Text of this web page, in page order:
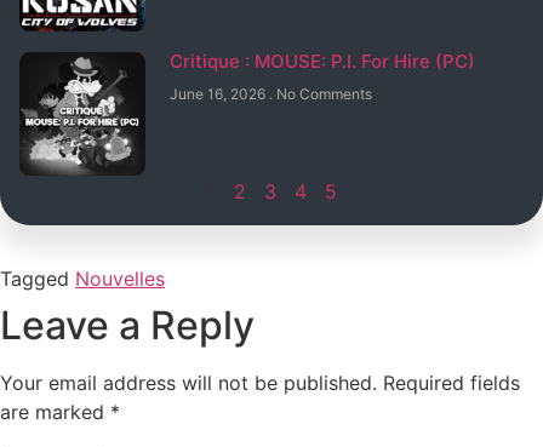
Critique : MOUSE: P.I. For Hire (PC)
June 16, 2026 No Comments
2 3 4 5
Tagged Nouvelles
Leave a Reply
Your email address will not be published. Required fields
are marked *